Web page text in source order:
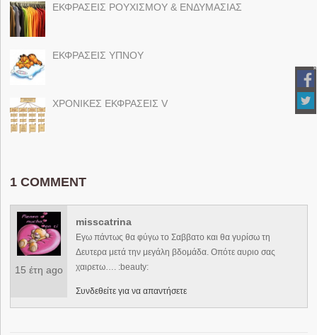
ΕΚΦΡΑΣΕΙΣ ΡΟΥΧΙΣΜΟΥ & ΕΝΔΥΜΑΣΙΑΣ
ΕΚΦΡΑΣΕΙΣ ΥΠΝΟΥ
ΧΡΟΝΙΚΕΣ ΕΚΦΡΑΣΕΙΣ V
1 COMMENT
15 έτη ago
misscatrina
Εγω πάντως θα φύγω το Σαββατο και θα γυρίσω τη
Δευτερα μετά την μεγάλη βδομάδα. Οπότε αυριο σας
χαιρετω…. :beauty:
Συνδεθείτε για να απαντήσετε